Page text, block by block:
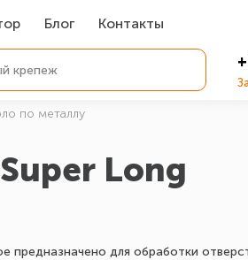
Блог Контакты
по металлу
Long
предназначено для обработки